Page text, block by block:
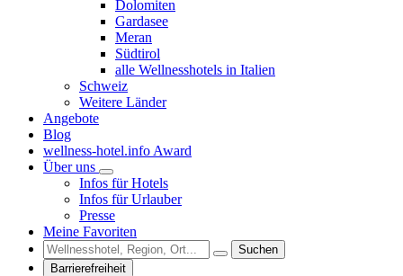
Dolomiten
Gardasee
Meran
Südtirol
alle Wellnesshotels in Italien
Schweiz
Weitere Länder
Angebote
Blog
wellness-hotel.info Award
Über uns
Infos für Hotels
Infos für Urlauber
Presse
Meine Favoriten
Suchen
Barrierefreiheit